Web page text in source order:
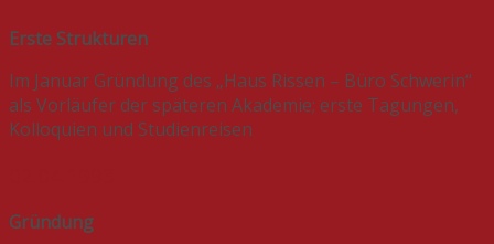
Erste Strukturen
Im Januar Gründung des „Haus Rissen – Büro Schwerin“
als Vorläufer der späteren Akademie; erste Tagungen,
Kolloquien und Studienreisen
Gründung